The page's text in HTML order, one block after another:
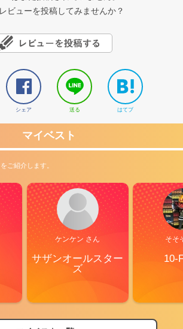
ビューを投稿してみませんか？
シェア 送る はてブ
マイベスト
ご紹介します。
ケンケン さん
サザンオールスター
ズ
そそ
10-